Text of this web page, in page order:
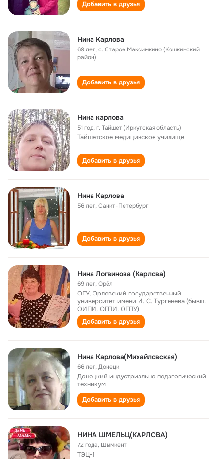
Добавить в друзья
Нина Карлова
69 лет,с. Старое Максимкино (Кошкинский
район)
Добавить в друзья
Нина карлова
51 год,г. Тайшет (Иркутская область)
Тайшетское медицинское училище
Добавить в друзья
Нина Карлова
56 лет,Санкт-Петербург
Добавить в друзья
Нина Логвинова (Карлова)
69 лет,Орёл
ОГУ, Орловский государственный
университет имени И. С. Тургенева (бывш.
ОИПИ, ОГПИ, ОГПУ)
Добавить в друзья
Нина Карлова(Михайловская)
66 лет,Донецк
Донецкий индустриально педагогический
техникум
Добавить в друзья
НИНА ШМЕЛЬЦ(КАРЛОВА)
72 года, Шымкент
ТЭЦ-1